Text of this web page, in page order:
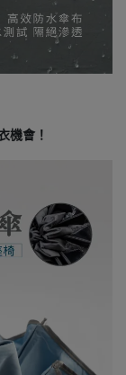
機會！